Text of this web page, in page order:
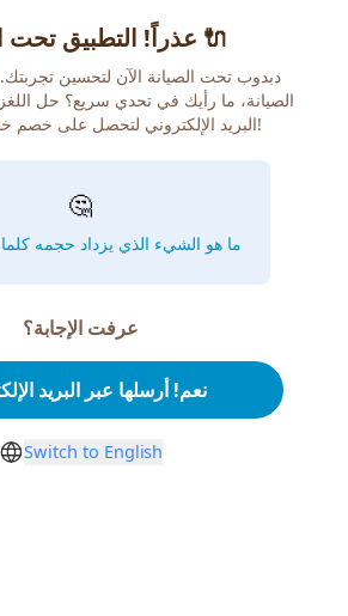
عذراً! التطبيق تحت الإصلاح 🔌
دبدوب تحت الصيانة الآن لتحسين
الصيانة، ما رأيك في تحدي سريع؟ حل
البريد الإلكتروني لتحصل على خصم خاص من دبدوب!
🤔
ما هو الشيء الذي يزداد حجمه
عرفت الإجابة؟
نعم! أرسلها عبر البريد
Switch to English